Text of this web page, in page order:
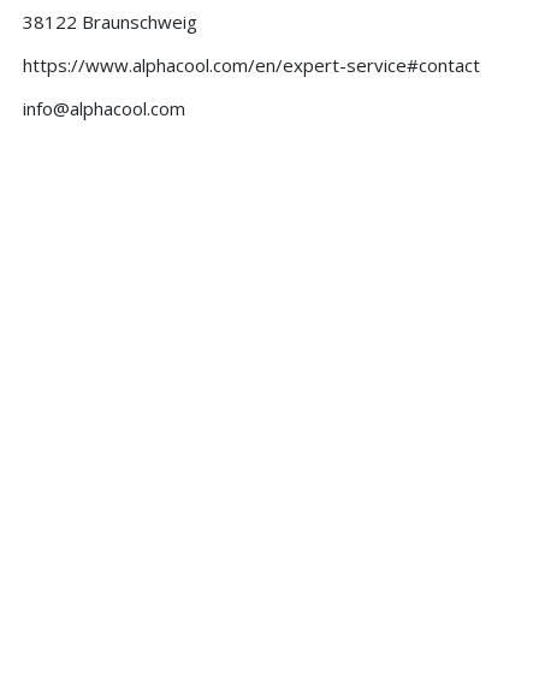
38122 Braunschweig
https://www.alphacool.com/en/expert-service#contact
info@alphacool.com